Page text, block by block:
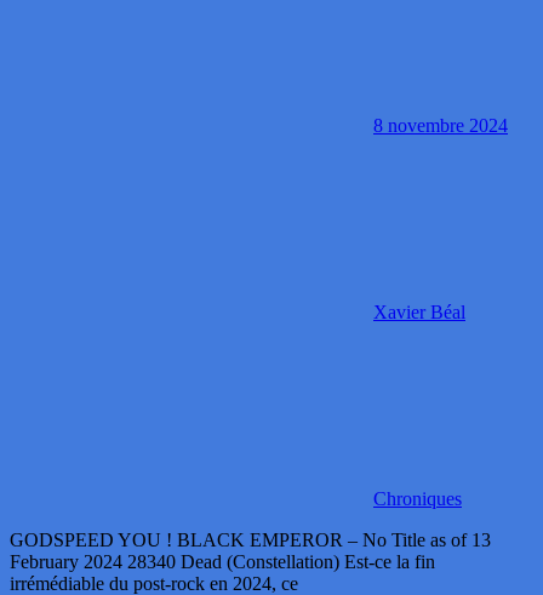
8 novembre 2024
Xavier Béal
Chroniques
GODSPEED YOU ! BLACK EMPEROR – No Title as of 13
February 2024 28340 Dead (Constellation) Est-ce la fin
irrémédiable du post-rock en 2024, ce